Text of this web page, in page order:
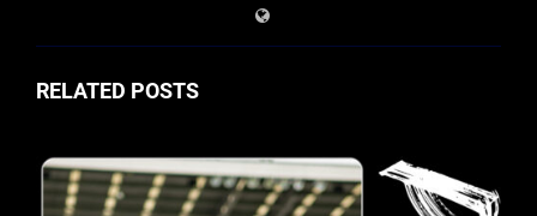
RELATED POSTS